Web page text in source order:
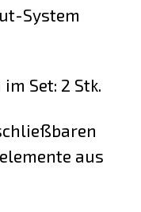
System
Set: 2 Stk.
aus